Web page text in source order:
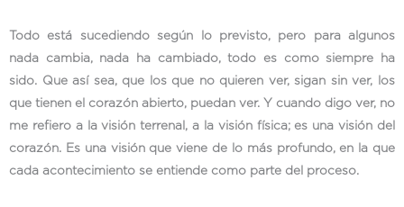
Todo está sucediendo según lo previsto, pero para algunos
nada cambia, nada ha cambiado, todo es como siempre ha
sido. Que así sea, que los que no quieren ver, sigan sin ver, los
que tienen el corazón abierto, puedan ver. Y cuando digo ver, no
me refiero a la visión terrenal, a la visión física; es una visión del
corazón. Es una visión que viene de lo más profundo, en la que
cada acontecimiento se entiende como parte del proceso.